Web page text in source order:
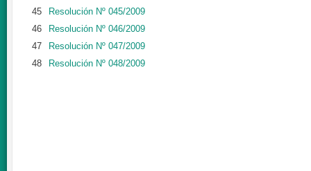
45
Resolución Nº 045/2009
46
Resolución Nº 046/2009
47
Resolución Nº 047/2009
48
Resolución Nº 048/2009